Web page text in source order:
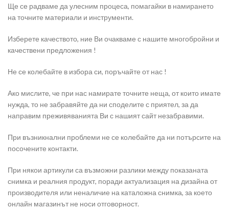
Ще се радваме да улесним процеса, помагайки в намирането
на точните материали и инструменти.
Изберете качеството, ние Ви очакваме с нашите многобройни и
качествени предложения !
Не се колебайте в избора си, поръчайте от нас !
Ако мислите, че при нас намирате точните неща, от които имате
нужда, то не забравяйте да ни споделите с приятел, за да
направим преживяванията Ви с нашият сайт незабравими.
При възникнални проблеми не се колебайте да ни потърсите на
посочените контакти.
При някои артикули са възможни разлики между показаната
снимка и реалния продукт, поради актуализация на дизайна от
производителя или неналичие на каталожна снимка, за което
онлайн магазинът не носи отговорност.